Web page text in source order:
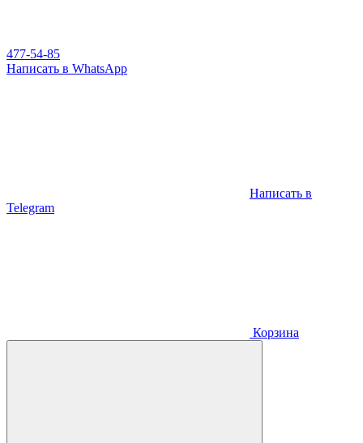
477-54-85
Написать в WhatsApp
Написать в
Telegram
Корзина